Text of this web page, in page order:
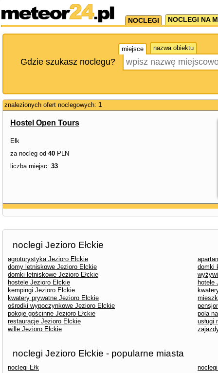
NOCLEGI NOCLEGI NA
miejsce nazwa obiektu
Gdzie szukasz noclegu?
znalezionych ofert noclegowych: 1
Hostel Open Tours
Ełk
za nocleg od 40 PLN
liczba miejsc: 33
noclegi Jezioro Ełckie
agroturystyka Jezioro Ełckie
domy letniskowe Jezioro Ełckie
domki
domki letniskowe Jezioro Ełckie
hostele Jezioro Ełckie
hotele
kempingi Jezioro Ełckie
kwatery prywatne Jezioro Ełckie
ośrodki wypoczynkowe Jezioro Ełckie
pokoje gościnne Jezioro Ełckie
pola
restauracje Jezioro Ełckie
usługi
wille Jezioro Ełckie
noclegi Jezioro Ełckie - popularne miasta
noclegi Ełk